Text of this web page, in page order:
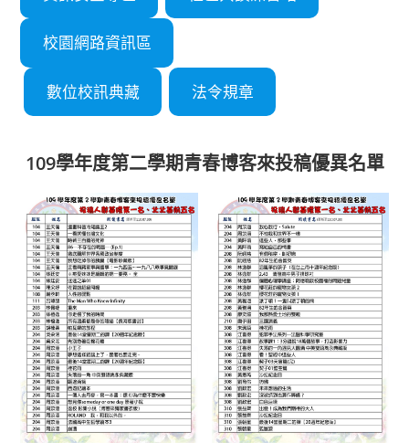
校園網路資訊區
數位校訊典藏 法令規章
109學年度第二學期青春博客來投稿優異名單